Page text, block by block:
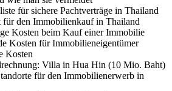
für sichere Pachtverträge in Thailand
für den Immobilienkauf in Thailand
Kosten beim Kauf einer Immobilie
Kosten für Immobilieneigentümer
Kosten
Villa in Hua Hin (10 Mio. Baht)
für den Immobilienerwerb in